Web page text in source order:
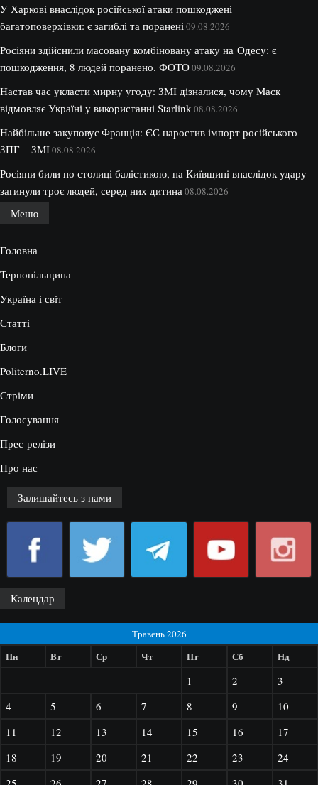
У Харкові внаслідок російської атаки пошкоджені
багатоповерхівки: є загиблі та поранені 09.08.2026
Росіяни здійснили масовану комбіновану атаку на Одесу: є
пошкодження, 8 людей поранено. ФОТО09.08.2026
Настав час укласти мирну угоду: ЗМІ дізналися, чому Маск
відмовляє Україні у використанні Starlink 08.08.2026
Найбільше закуповує Франція: ЄС наростив імпорт російського
ЗПГ – ЗМІ08.08.2026
Росіяни били по столиці балістикою, на Київщині внаслідок удару
загинули троє людей, серед них дитина 08.08.2026
Меню
Головна
Тернопільщина
Україна і світ
Статті
Блоги
Politerno.LIVE
Стріми
Голосування
Прес-релізи
Про нас
Залишайтесь з нами
Календар
Травень 2026
Пн Вт Ср Чт Пт Сб Нд
1 2
3
4
5 6 7 8 9
10
11
12 13 14 15 16
17
18
19 20 21 22 23
24